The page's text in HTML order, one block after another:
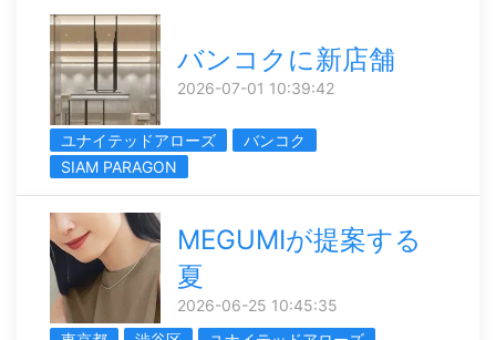
バンコクに新店舗
2026-07-01 10:39:42
ユナイテッドアローズ
バンコク
SIAM PARAGON
MEGUMIが提案する
夏
2026-06-25 10:45:35